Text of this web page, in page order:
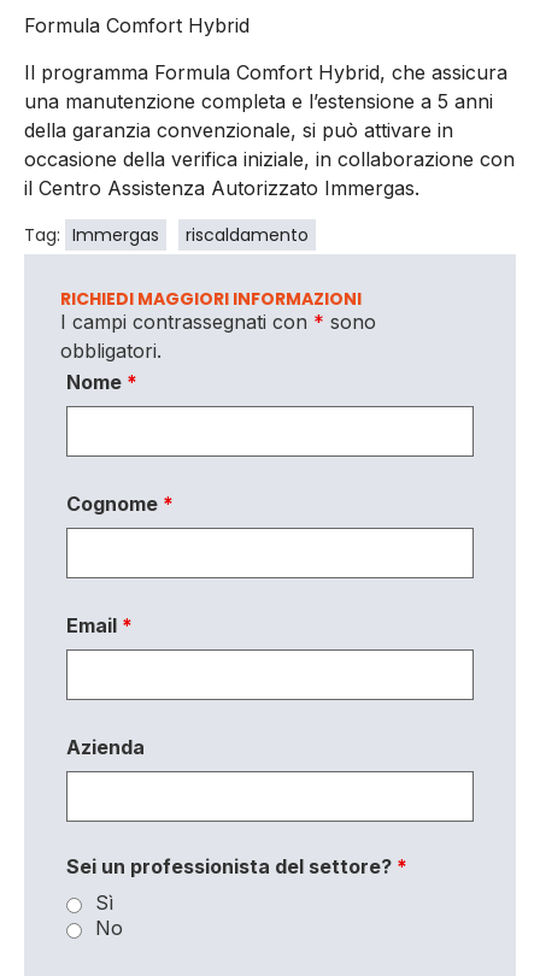
Formula Comfort Hybrid
Il programma Formula Comfort Hybrid, che assicura
una manutenzione completa e l’estensione a 5 anni
della garanzia convenzionale, si può attivare in
occasione della verifica iniziale, in collaborazione con
il Centro Assistenza Autorizzato Immergas.
Tag: Immergas riscaldamento
RICHIEDI MAGGIORI INFORMAZIONI
I campi contrassegnati con * sono
obbligatori.
Nome *
Cognome *
Email *
Azienda
Sei un professionista del settore? *
Sì
No